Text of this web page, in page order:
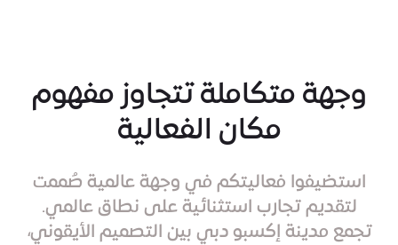
وجهة متكاملة تتجاوز مفهوم
مكان الفعالية
استضيفوا فعاليتكم في وجهة عالمية صُممت
لتقديم تجارب استثنائية على نطاق عالمي.
تجمع مدينة إكسبو دبي بين التصميم الأيقوني،